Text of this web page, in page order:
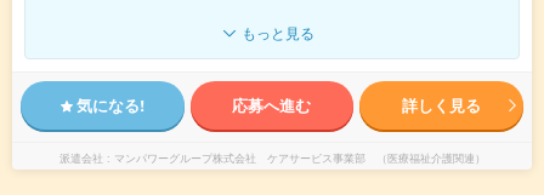
もっと見る
気になる! 応募へ進む 詳しく見る
派遣会社 マンパワーグループ株式会社 ケアサービス事業部 （医療福祉介護関連）